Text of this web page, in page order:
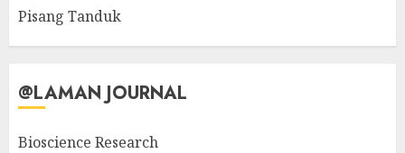
Pisang Tanduk
@LAMAN JOURNAL
Bioscience Research